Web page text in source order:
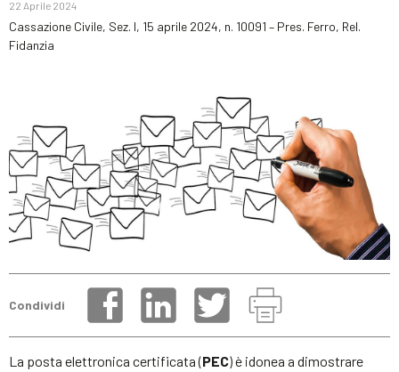
22 Aprile 2024
Cassazione Civile, Sez. I, 15 aprile 2024, n. 10091 – Pres. Ferro, Rel.
Fidanzia
Condividi
La posta elettronica certificata (PEC) è idonea a dimostrare